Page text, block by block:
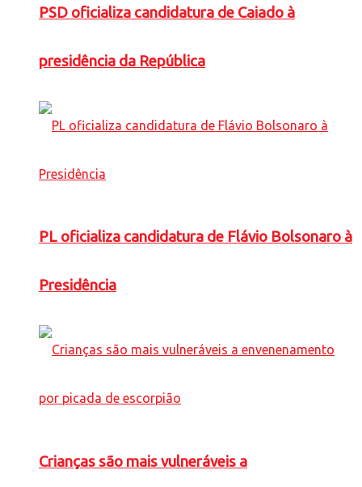
PSD oficializa candidatura de Caiado à
presidência da República
PL oficializa candidatura de Flávio Bolsonaro à
Presidência
Crianças são mais vulneráveis a